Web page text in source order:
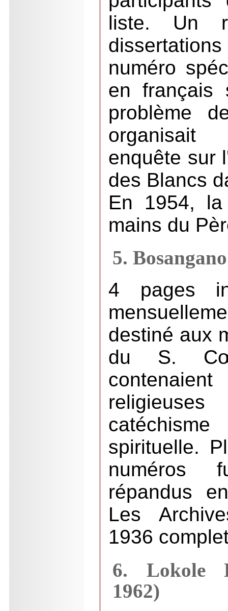
liste. Un
numéro
en
problème
enquête sur
des Blancs
En 1954,
mains du
5.
4 pages
destiné aux
du S.
spirituelle.
numéros
répandus
Les
1936
6. Lokole
1962)